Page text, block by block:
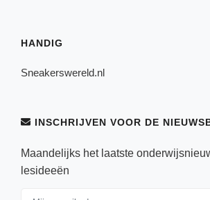
HANDIG
Sneakerswereld.nl
INSCHRIJVEN VOOR DE
Maandelijks het laatste
lesideeën